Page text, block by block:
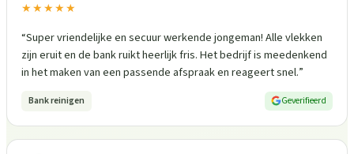
★★★★★
“Super vriendelijke en secuur werkende jongeman! Alle vlekken
zijn eruit en de bank ruikt heerlijk fris. Het bedrijf is meedenkend
in het maken van een passende afspraak en reageert snel.”
Bank reinigen Geverifieerd